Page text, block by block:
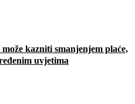
kazniti smanjenjem plaće,
uvjetima